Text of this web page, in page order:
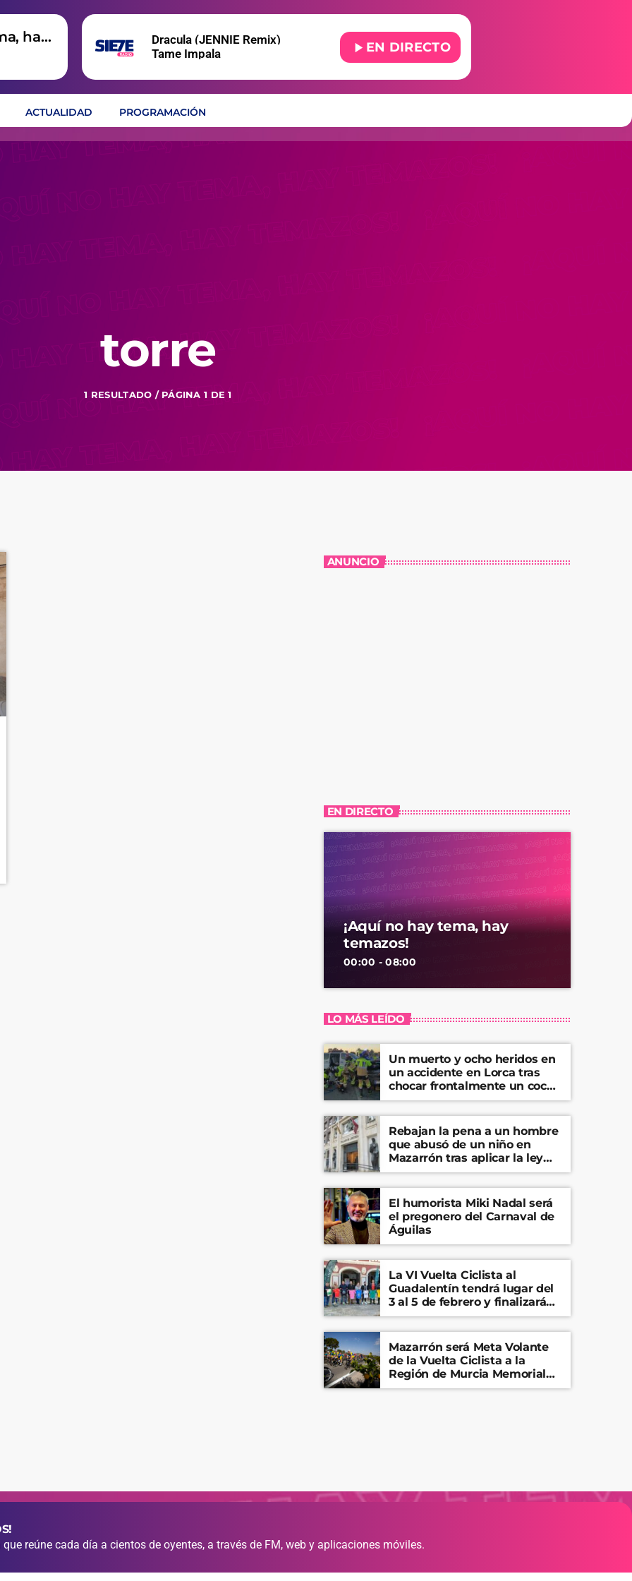
hay
Dracula (JENNIE Remix)
Tame Impala
play_arrow EN DIRECTO
ACTUALIDAD PROGRAMACIÓN
torre
1 RESULTADO / PÁGINA 1 DE 1
ANUNCIO
EN DIRECTO
¡Aquí no hay tema, hay
temazos!
00:00 - 08:00
LO MÁS LEÍDO
Un muerto y ocho heridos en
un accidente en Lorca tras
chocar frontalmente un coche
y una furgoneta
Rebajan la pena a un hombre
que abusó de un niño en
Mazarrón tras aplicar la ley
del ‘solo sí es sí’
El humorista Miki Nadal será
el pregonero del Carnaval de
Águilas
La VI Vuelta Ciclista al
Guadalentín tendrá lugar del
3 al 5 de febrero y finalizará
en el Castillo de Lorca
Mazarrón será Meta Volante
de la Vuelta Ciclista a la
Región de Murcia Memorial
Mariano Rojas
reúne cada día a cientos de oyentes, a través de FM, web y aplicaciones móviles.